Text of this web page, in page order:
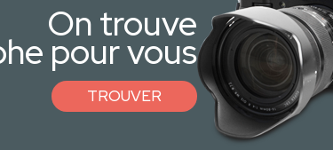
On trouve
pour vous
TROUVER